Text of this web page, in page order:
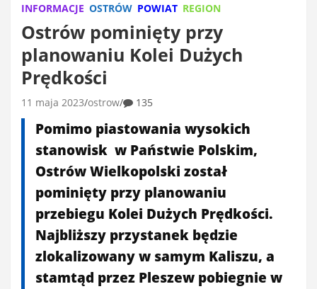
INFORMACJE OSTRÓW POWIAT REGION
Ostrów pominięty przy
planowaniu Kolei Dużych
Prędkości
11 maja 2023 ostrow 135
Pomimo piastowania wysokich
stanowisk w Państwie Polskim,
Ostrów Wielkopolski został
pominięty przy planowaniu
przebiegu Kolei Dużych Prędkości.
Najbliższy przystanek będzie
zlokalizowany w samym Kaliszu, a
stamtąd przez Pleszew pobiegnie w